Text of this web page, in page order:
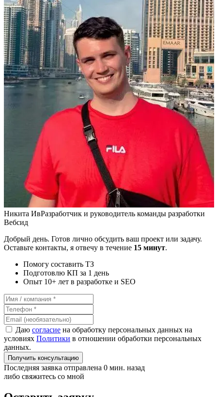
Никита ИвРазработчик и руководитель команды разработки
Вебсид
Добрый день. Готов лично обсудить ваш проект или задачу.
Оставьте контакты, я отвечу в течение 15 минут.
Помогу составить ТЗ
Подготовлю КП за 1 день
Опыт 10+ лет в разработке и SEO
Даю согласие на обработку персональных данных на
условиях Политики в отношении обработки персональных
данных.
Получить консультацию
Последняя заявка отправлена 0 мин. назад
либо свяжитесь со мной